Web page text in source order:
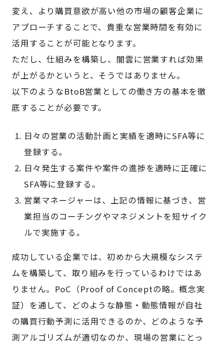
変え、より購買意欲が高い他の市場の顧客企業に
アプローチすることで、貴重な営業時間を有効に
活用することが可能となります。
ただし、仕組みを構築し、闇雲に営業すれば効果
が上がるかというと、そうではありません。
以下のようなBtoB営業としての働き方の基本を徹
底することが必要です。
日々の営業の活動計画と実績を適時にSFA等に
登録する。
日々発生する案件や案件の進捗を適時に正確に
SFA等に登録する。
営業マネージャーは、上記の情報に基づき、営
業担当のコーチングやマネジメントを短サイク
ルで実施する。
成功している企業では、初めから大規模なシステ
ムを構築して、取り組みを行っているわけではあ
りません。PoC（Proof of Conceptの略。概念実
証）を通して、どのような静態・動態情報が自社
の購買行動予測に活用できるのか、どのような予
測アルゴリズムが適切なのか、現場の営業にとっ